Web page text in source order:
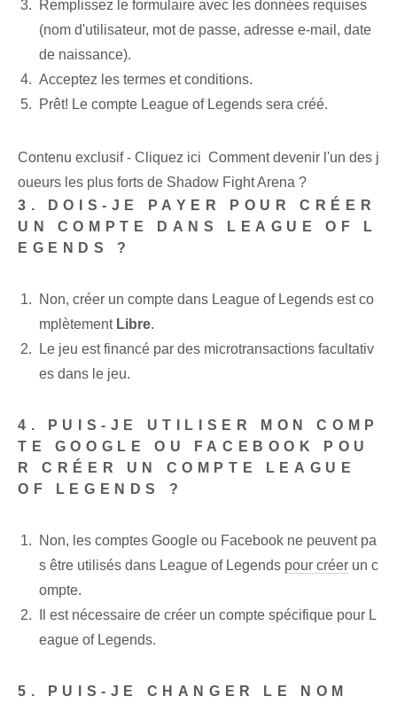
Remplissez le formulaire avec les données requises
(nom d'utilisateur, mot de passe, adresse e-mail, date
de naissance).
Acceptez les termes et conditions.
Prêt! Le compte League of Legends sera créé.
Contenu exclusif - Cliquez ici Comment devenir l'un des j
oueurs les plus forts de Shadow Fight Arena ?
3. DOIS-JE PAYER POUR CRÉER
UN COMPTE DANS LEAGUE OF L
EGENDS ?
Non, créer un compte dans League of Legends est co
mplètement Libre.
Le jeu est financé par des microtransactions facultativ
es dans le jeu.
4. PUIS-JE UTILISER MON COMP
TE GOOGLE OU FACEBOOK POU
R CRÉER UN COMPTE LEAGUE
OF LEGENDS ?
Non, les comptes Google ou Facebook ne peuvent pa
s être utilisés dans League of Legends pour créer un c
ompte.
Il est nécessaire de créer un compte spécifique pour L
eague of Legends.
5. PUIS-JE CHANGER LE NOM